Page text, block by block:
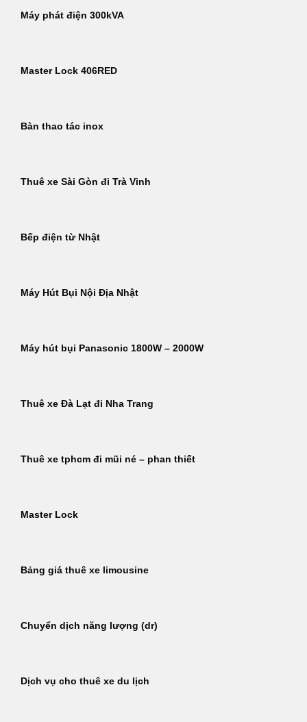
Máy phát điện 300kVA
Master Lock 406RED
Bàn thao tác inox
Thuê xe Sài Gòn đi Trà Vinh
Bếp điện từ Nhật
Máy Hút Bụi Nội Địa Nhật
Máy hút bụi Panasonic 1800W – 2000W
Thuê xe Đà Lạt đi Nha Trang
Thuê xe tphcm đi mũi né – phan thiết
Master Lock
Bảng giá thuê xe limousine
Chuyển dịch năng lượng (dr)
Dịch vụ cho thuê xe du lịch